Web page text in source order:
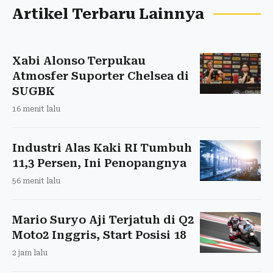
Artikel Terbaru Lainnya
Xabi Alonso Terpukau
Atmosfer Suporter Chelsea di
SUGBK
16 menit lalu
Industri Alas Kaki RI Tumbuh
11,3 Persen, Ini Penopangnya
56 menit lalu
Mario Suryo Aji Terjatuh di Q2
Moto2 Inggris, Start Posisi 18
2 jam lalu